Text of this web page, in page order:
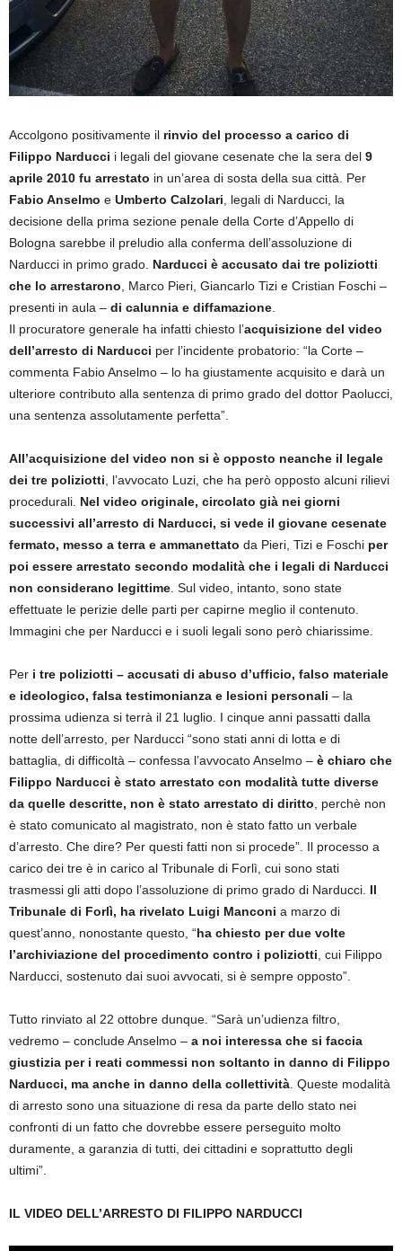
Accolgono positivamente il rinvio del processo a carico di
Filippo Narducci i legali del giovane cesenate che la sera del 9
aprile 2010 fu arrestato in un’area di sosta della sua città. Per
Fabio Anselmo e Umberto Calzolari , legali di Narducci, la
decisione della prima sezione penale della Corte d’Appello di
Bologna sarebbe il preludio alla conferma dell’assoluzione di
Narducci in primo grado. Narducci è accusato dai tre poliziotti
che lo arrestarono , Marco Pieri, Giancarlo Tizi e Cristian Foschi –
presenti in aula – di calunnia e diffamazione
Il procuratore generale ha infatti chiesto l’acquisizione del video
dell’arresto di Narducci per l’incidente probatorio: “la Corte –
commenta Fabio Anselmo – lo ha giustamente acquisito e darà un
ulteriore contributo alla sentenza di primo grado del dottor Paolucci,
una sentenza assolutamente perfetta”.
All’acquisizione del video non si è opposto neanche il legale
dei tre poliziotti , l’avvocato Luzi, che ha però opposto alcuni rilievi
procedurali. Nel video originale, circolato già nei giorni
successivi all’arresto di Narducci, si vede il giovane cesenate
fermato, messo a terra e ammanettato da Pieri, Tizi e Foschi per
poi essere arrestato secondo modalità che i legali di Narducci
non considerano legittime . Sul video, intanto, sono state
effettuate le perizie delle parti per capirne meglio il contenuto.
Immagini che per Narducci e i suoli legali sono però chiarissime.
Per i tre poliziotti – accusati di abuso d’ufficio, falso materiale
e ideologico, falsa testimonianza e lesioni personali – la
prossima udienza si terrà il 21 luglio. I cinque anni passatti dalla
notte dell’arresto, per Narducci “sono stati anni di lotta e di
battaglia, di difficoltà – confessa l’avvocato Anselmo – è chiaro che
Filippo Narducci è stato arrestato con modalità tutte diverse
da quelle descritte, non è stato arrestato di diritto , perchè non
è stato comunicato al magistrato, non è stato fatto un verbale
d’arresto. Che dire? Per questi fatti non si procede”. Il processo a
carico dei tre è in carico al Tribunale di Forlì, cui sono stati
trasmessi gli atti dopo l’assoluzione di primo grado di Narducci. Il
Tribunale di Forlì, ha rivelato Luigi Manconi a marzo di
quest’anno, nonostante questo, “ha chiesto per due volte
l’archiviazione del procedimento contro i poliziotti , cui Filippo
Narducci, sostenuto dai suoi avvocati, si è sempre opposto”.
Tutto rinviato al 22 ottobre dunque. “Sarà un’udienza filtro,
vedremo – conclude Anselmo – a noi interessa che si faccia
giustizia per i reati commessi non soltanto in danno di Filippo
Narducci, ma anche in danno della collettività . Queste modalità
di arresto sono una situazione di resa da parte dello stato nei
confronti di un fatto che dovrebbe essere perseguito molto
duramente, a garanzia di tutti, dei cittadini e soprattutto degli
ultimi”.
IL VIDEO DELL’ARRESTO DI FILIPPO NARDUCCI